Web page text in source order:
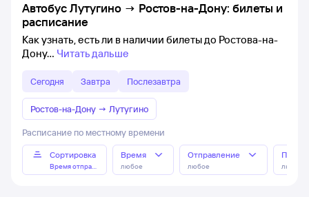
Автобус Лутугино → Ростов-на-Дону: билеты и
расписание
Как узнать, есть ли в наличии билеты до Ростова-на-
Дону
Читать дальше
Сегодня Завтра Послезавтра
Ростов-на-Дону → Лутугино
Расписание по местному времени
Сортировка
Время отправления
Время
любое
Отправление
любое любое